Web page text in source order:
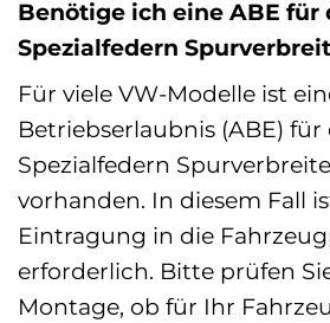
Benötige ich eine ABE für
Spezialfedern
Für viele VW-Modelle ist
Betriebserlaubnis (ABE) für
Spezialfedern
vorhanden. In diesem Fall
Eintragung in die
erforderlich. Bitte prüfen
Montage, ob für Ihr